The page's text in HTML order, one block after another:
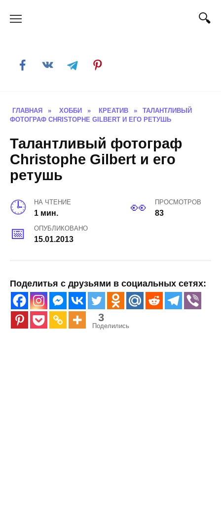
ГЛАВНАЯ » ХОББИ » КРЕАТИВ »
ТАЛАНТЛИВЫЙ
ФОТОГРАФ CHRISTOPHE GILBERT И ЕГО РЕТУШЬ
Талантливый фотограф
Christophe Gilbert и его
ретушь
НА ЧТЕНИЕ
1 мин.
ПРОСМОТРОВ
83
ОПУБЛИКОВАНО
15.01.2013
Поделитья с друзьями в социальных сетях:
3
Поделились